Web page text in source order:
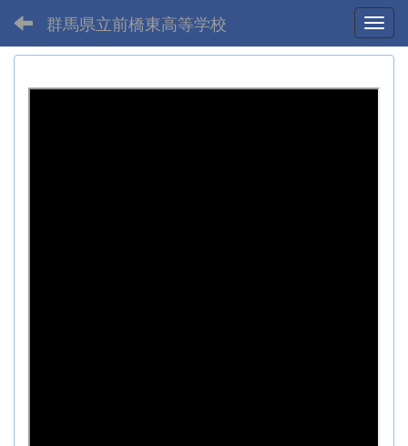
群馬県立前橋東高等学校